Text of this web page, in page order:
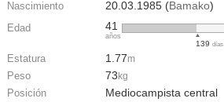
Nascimiento 20.03.1985 (Bamako)
Edad 41
años
139 días
Estatura 1.77m
Peso 73 kg
Posición Mediocampista central